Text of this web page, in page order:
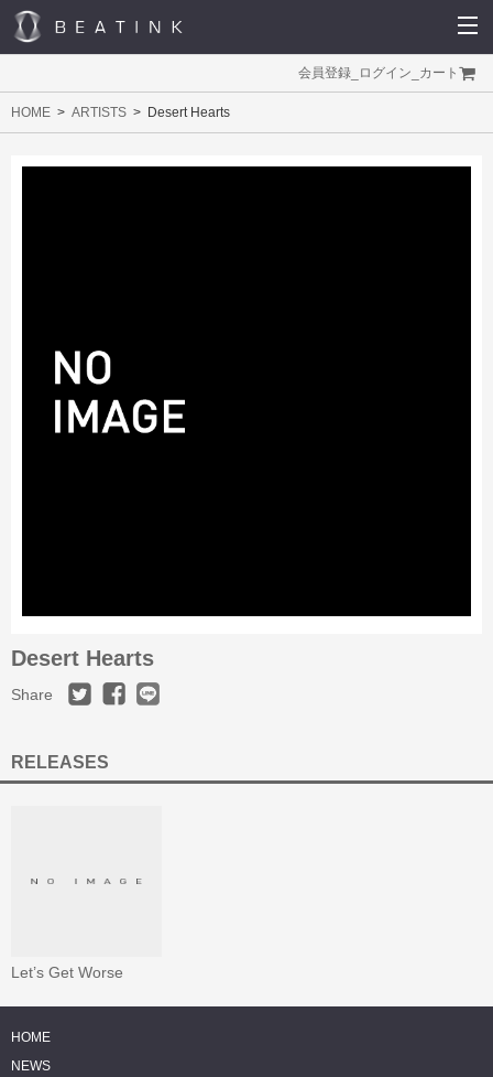
会員登録 ログイン カート
HOME ARTISTS Desert Hearts
Desert Hearts
Share
RELEASES
Let’s Get Worse
HOME
NEWS